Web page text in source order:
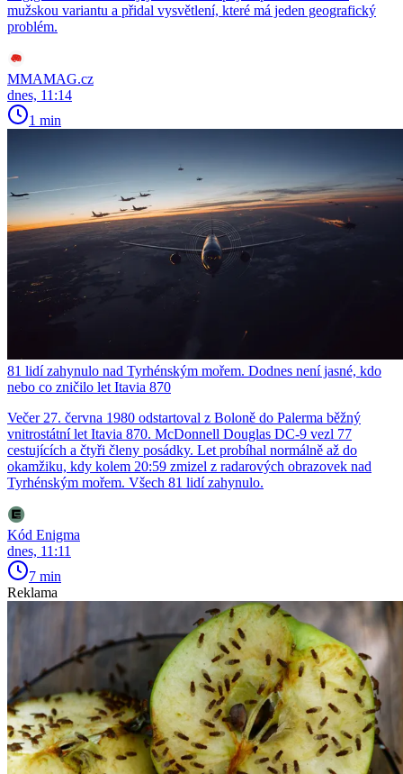
mužskou variantu a přidal vysvětlení, které má jeden geografický
problém.
MMAMAG.cz
dnes, 11:14
1 min
81 lidí zahynulo nad Tyrhénským mořem. Dodnes není jasné, kdo
nebo co zničilo let Itavia 870
Večer 27. června 1980 odstartoval z Boloně do Palerma běžný
vnitrostátní let Itavia 870. McDonnell Douglas DC-9 vezl 77
cestujících a čtyři členy posádky. Let probíhal normálně až do
okamžiku, kdy kolem 20:59 zmizel z radarových obrazovek nad
Tyrhénským mořem. Všech 81 lidí zahynulo.
Kód Enigma
dnes, 11:11
7 min
Reklama